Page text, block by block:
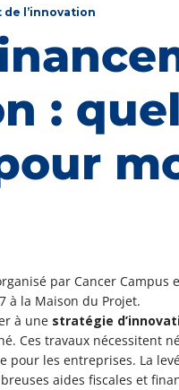
l’innovation
: quel
par Cancer Campus
à la Maison du Projet.
à une stratégie
Ces travaux nécessitent
les entreprises. La
aides fiscales et